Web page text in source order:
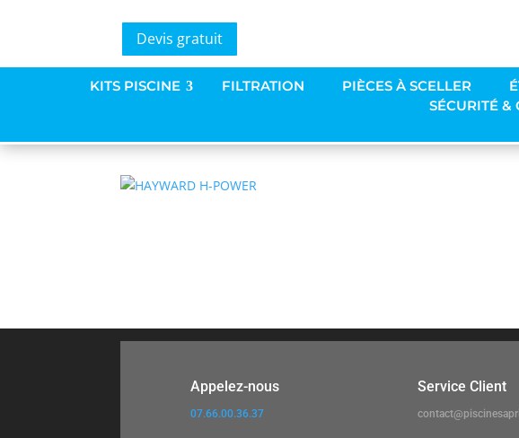
Devis gratuit
KITS PISCINE FILTRATION PIÈCES À SCELLER
SÉCURITÉ &
HAYWARD H_POWER
Appelez-nous
07.66.00.36.37
Service Client